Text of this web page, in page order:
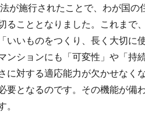
が施行されたことで、わが国の
ることとなりました。これまで
いいものをつくり、長く大切に
ンションにも「可変性」や「持
に対する適応能力が欠かせなく
要となるのです。その機能が備
。